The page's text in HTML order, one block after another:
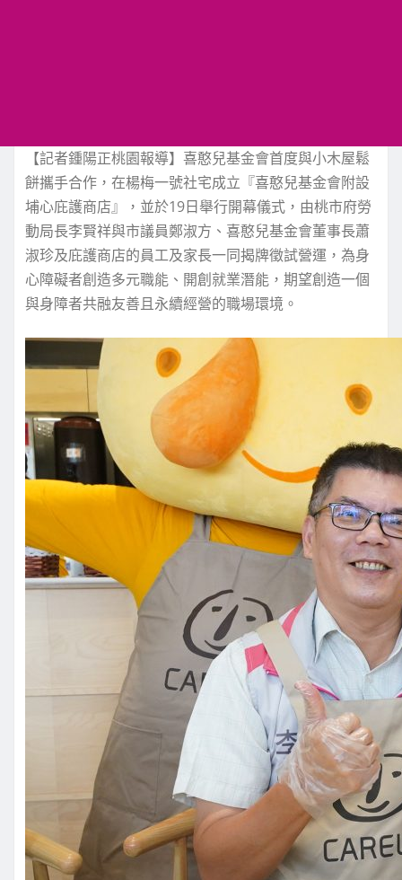
【記者鍾陽正桃園報導】喜憨兒基金會首度與小木屋鬆
餅攜手合作，在楊梅一號社宅成立『喜憨兒基金會附設
埔心庇護商店』，並於19日舉行開幕儀式，由桃市府勞
動局長李賢祥與市議員鄭淑方、喜憨兒基金會董事長蕭
淑珍及庇護商店的員工及家長一同揭牌徵試營運，為身
心障礙者創造多元職能、開創就業潛能，期望創造一個
與身障者共融友善且永續經營的職場環境。